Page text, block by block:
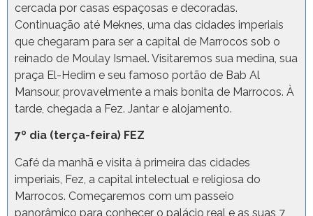
cercada por casas espaçosas e decoradas.
Continuação até Meknes, uma das cidades imperiais
que chegaram para ser a capital de Marrocos sob o
reinado de Moulay Ismael. Visitaremos sua medina, sua
praça El-Hedim e seu famoso portão de Bab Al
Mansour, provavelmente a mais bonita de Marrocos. À
tarde, chegada a Fez. Jantar e alojamento.
7º dia (terça-feira) FEZ
Café da manhã e visita à primeira das cidades
imperiais, Fez, a capital intelectual e religiosa do
Marrocos. Começaremos com um passeio
panorâmico para conhecer o palácio real e as suas 7